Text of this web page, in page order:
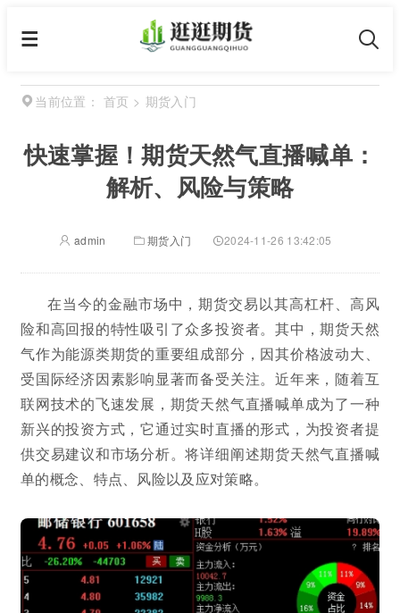
当前位置： 首页 > 期货入门
快速掌握！期货天然气直播喊单：
解析、风险与策略
admin 期货入门 2024-11-26 13:42:05
在当今的金融市场中，期货交易以其高杠杆、高风
险和高回报的特性吸引了众多投资者。其中，期货天然
气作为能源类期货的重要组成部分，因其价格波动大、
受国际经济因素影响显著而备受关注。近年来，随着互
联网技术的飞速发展，期货天然气直播喊单成为了一种
新兴的投资方式，它通过实时直播的形式，为投资者提
供交易建议和市场分析。将详细阐述期货天然气直播喊
单的概念、特点、风险以及应对策略。